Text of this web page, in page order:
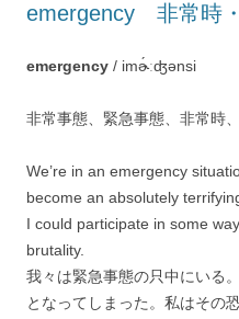
emergency 非常時
emergency / imɚ́ːʤənsi
非常事態、緊急事態、非常時
We’re in an emergency
become an absolutely
I could participate in some
brutality.
我々は緊急事態の只中にいる
となってしまった。私はその